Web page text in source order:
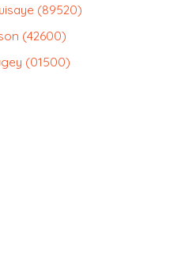
(89520)
(42600)
(01500)